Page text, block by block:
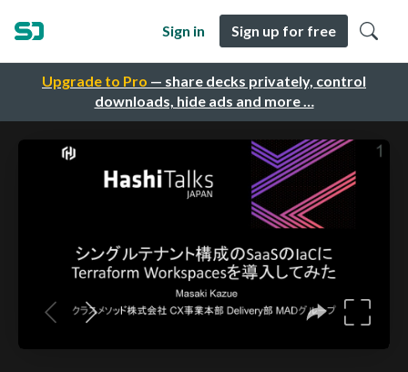
Upgrade to Pro — share decks privately, control
downloads, hide ads and more …
Sign in Sign up for free